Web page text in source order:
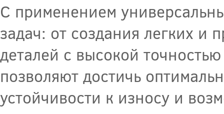
С применением
задач: от создания легких и
деталей с высокой
позволяют достичь
устойчивости к износу и